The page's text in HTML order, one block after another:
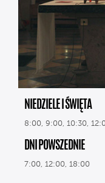
NIEDZIELE I ŚWIĘTA
8:00, 9:00, 10:30,
DNI POWSZEDNIE
7:00, 12:00, 18:00